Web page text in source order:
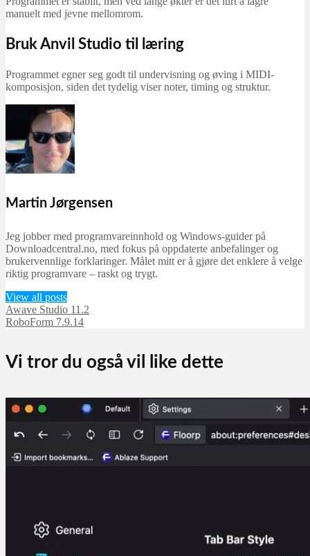
manuelt med jevne mellomrom.
Bruk Anvil Studio til læring
Programmet egner seg godt til undervisning og øving i MIDI-
komposisjon, siden det tydelig viser noter, timing og struktur.
Martin Jørgensen
Jeg jobber med programvareinnhold og Windows-guider på
Downloadcentral.no, med fokus på oppdaterte anbefalinger og
brukervennlige forklaringer. Målet mitt er å gjøre det enklere å velge
riktig programvare – raskt og trygt.
View all posts
Awave Studio 11.2
RoboForm 7.9.14
Vi tror du også vil like dette